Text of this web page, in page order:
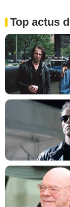
Top actus